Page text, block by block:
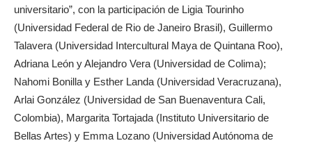
universitario”, con la participación de Ligia Tourinho
(Universidad Federal de Rio de Janeiro Brasil), Guillermo
Talavera (Universidad Intercultural Maya de Quintana Roo),
Adriana León y Alejandro Vera (Universidad de Colima);
Nahomi Bonilla y Esther Landa (Universidad Veracruzana),
Arlai González (Universidad de San Buenaventura Cali,
Colombia), Margarita Tortajada (Instituto Universitario de
Bellas Artes) y Emma Lozano (Universidad Autónoma de